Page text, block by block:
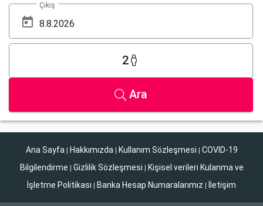
Çıkış
2
Ara
Ana Sayfa | Hakkımızda | Kullanım Sözleşmesi | COVID-19
Bilgilendirme | Gizlilik Sözleşmesi | Kişisel verileri Kulanma ve
İşletme Politikası | Banka Hesap Numaralarımız | İletişim